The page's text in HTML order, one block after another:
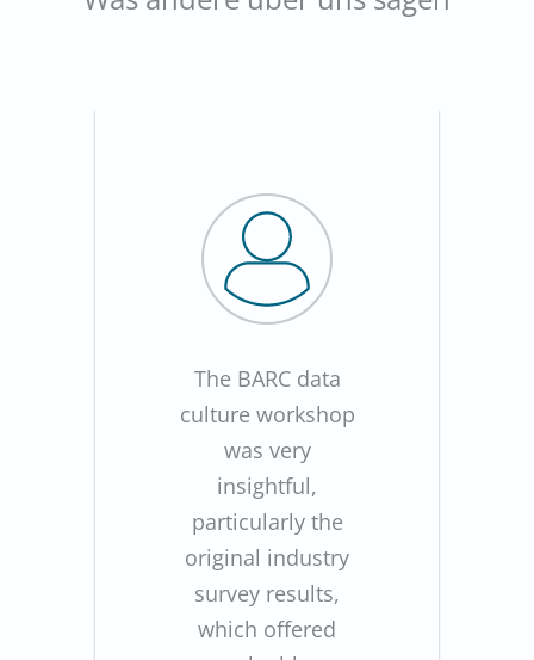
The BARC data
culture workshop
was very
insightful,
particularly the
original industry
survey results,
which offered